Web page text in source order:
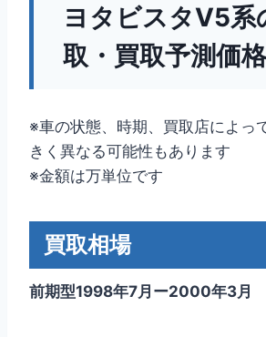
ヨタビスタV5系
取・買取予測価格
※車の状態、時期、買取店によっ
きく異なる可能性もあります
※金額は万単位です
買取相場
前期型1998年7月ー2000年3月